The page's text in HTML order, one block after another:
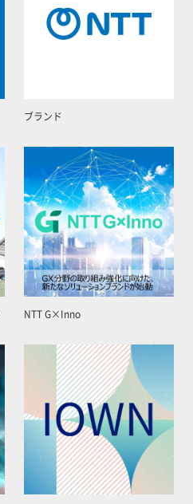
ブランド
NTT G×Inno